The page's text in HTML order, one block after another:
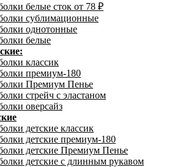
белые сток от 78 ₽
сублимационные
однотонные
белые
классик
премиум-180
Премиум Пенье
стрейч с эластаном
оверсайз
детские классик
детские премиум-180
детские Премиум Пенье
детские с длинным рукавом